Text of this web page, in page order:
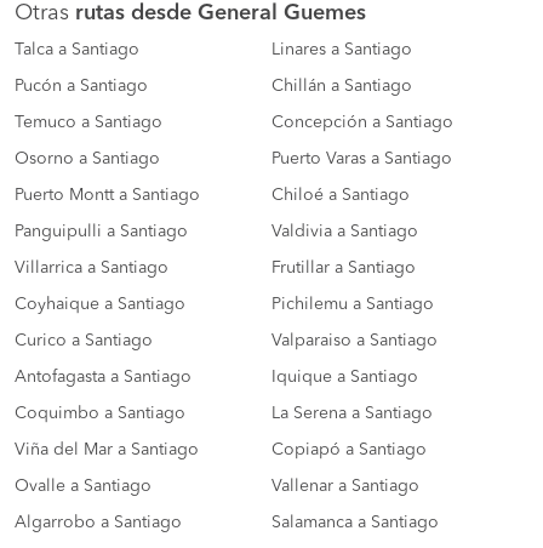
Otras rutas desde General Guemes
Talca a Santiago Linares a Santiago
Pucón a Santiago Chillán a Santiago
Temuco a Santiago Concepción a Santiago
Osorno a Santiago Puerto Varas a Santiago
Puerto Montt a Santiago Chiloé a Santiago
Panguipulli a Santiago Valdivia a Santiago
Villarrica a Santiago Frutillar a Santiago
Coyhaique a Santiago Pichilemu a Santiago
Curico a Santiago Valparaiso a Santiago
Antofagasta a Santiago Iquique a Santiago
Coquimbo a Santiago La Serena a Santiago
Viña del Mar a Santiago Copiapó a Santiago
Ovalle a Santiago Vallenar a Santiago
Algarrobo a Santiago Salamanca a Santiago